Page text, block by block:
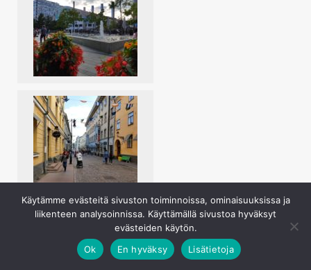
Käytämme evästeitä sivuston toiminnoissa, ominaisuuksissa ja
liikenteen analysoinnissa. Käyttämällä sivustoa hyväksyt
evästeiden käytön.
Ok
En hyväksy Lisätietoja